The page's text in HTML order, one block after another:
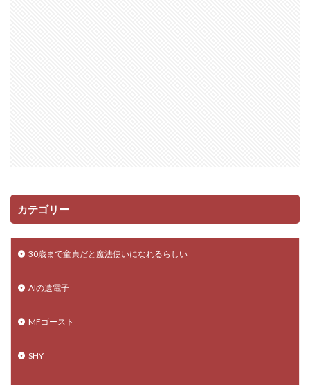
カテゴリー
30歳まで童貞だと魔法使いになれるらしい
AIの遺電子
MFゴースト
SHY